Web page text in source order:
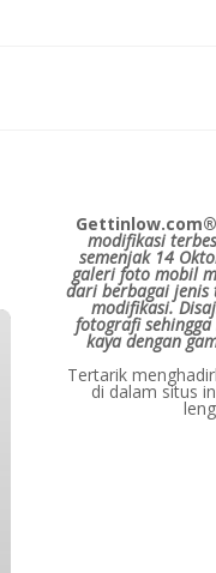
Gettinlow.com®
modifikasi
semenjak 14
galeri foto mobil
dari berbagai jenis
modifikasi.
fotografi
kaya dengan
Tertarik
di dalam situs